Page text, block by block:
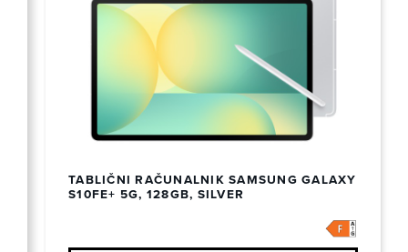
TABLIČNI RAČUNALNIK SAMSUNG GALAXY
S10FE+ 5G, 128GB, SILVER